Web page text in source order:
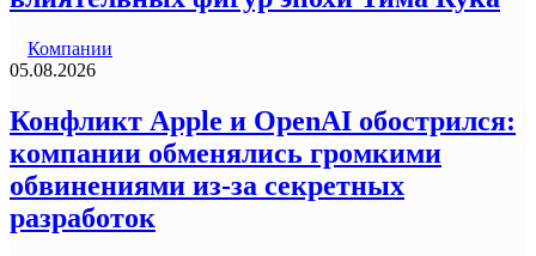
Компании
05.08.2026
Конфликт Apple и OpenAI обострился:
компании обменялись громкими
обвинениями из-за секретных
разработок